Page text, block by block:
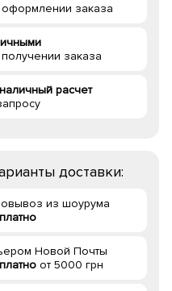
заказа
заказа
расчет
доставки:
из шоурума
Новой Почты
от 5000 грн